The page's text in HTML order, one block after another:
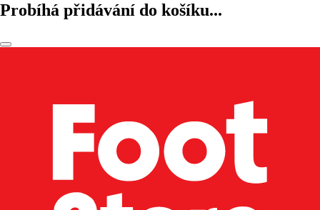
Probíhá přidávání do košíku...